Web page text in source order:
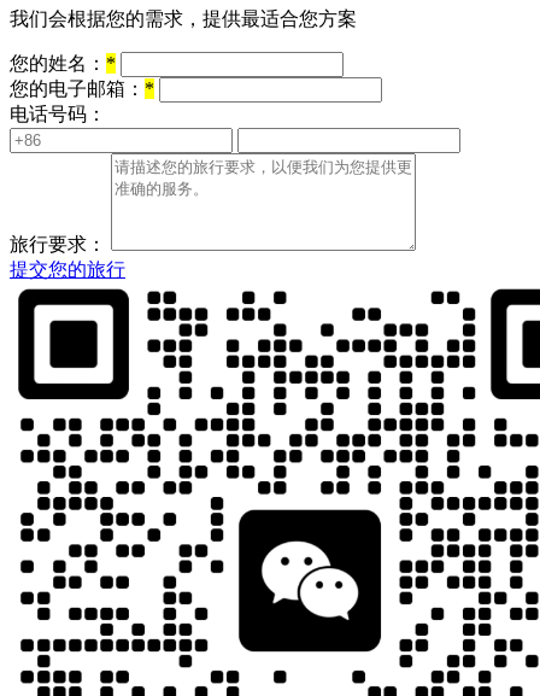
我们会根据您的需求，提供最适合您方案
您的姓名： *
您的电子邮箱： *
电话号码：
旅行要求：
提交您的旅行